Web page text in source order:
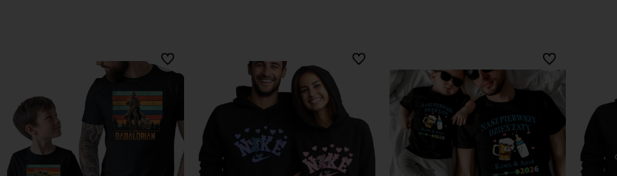
Do ulubionych Do ulubionych Do ulubionych